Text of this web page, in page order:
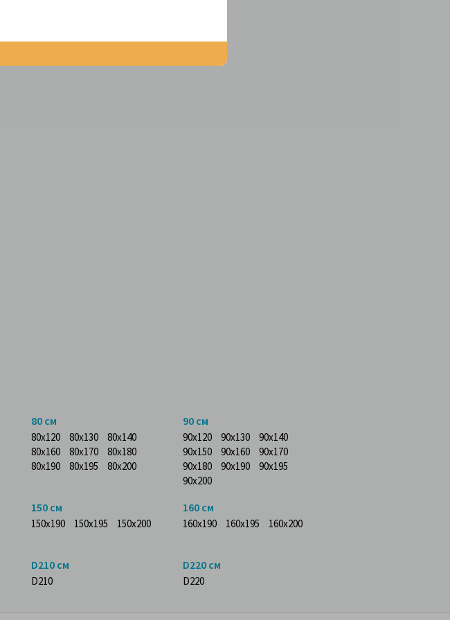
80 см
80x120 80x130
80x140
80x160
80x170
80x180
80x190
80x195 80x200
90 см
90x120 90x130
90x140
90x150
90x160
90x170
90x180
90x190
90x195
90x200
150 см
150x190 150x195 150x200
160 см
160x190 160x195 160x200
D210 см
D210
D220 см
D220